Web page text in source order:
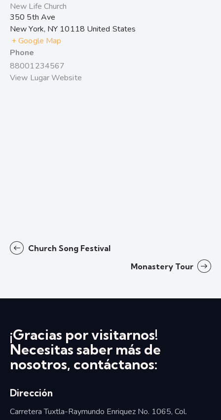
New Life Church
350 5th Ave
New York, NY 10118 United States
+ Google Map
Phone
88001234567
View Lugar Website
Church Song Festival
Monastery Tour
¡Gracias por visitarnos!
Necesitas saber más de
nosotros, contáctanos:
Dirección
Carretera Tuxtla-Raymundo Enriquez No. 1065, Col.